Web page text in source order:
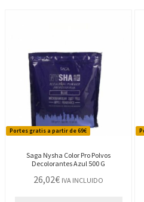
Portes gratis a partir de 69€
Saga Nysha Color Pro Polvos
Decolorantes Azul 500 G
26,02€ IVA INCLUIDO